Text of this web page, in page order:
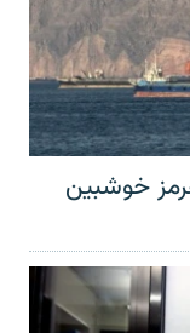
خوشبین